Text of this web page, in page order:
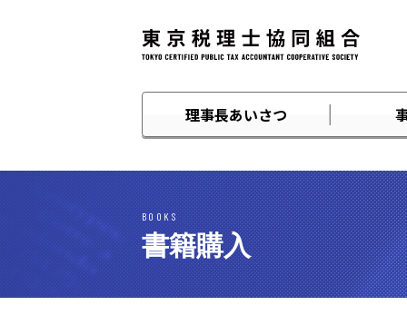
理事長あいさつ
BOOKS
書籍購入